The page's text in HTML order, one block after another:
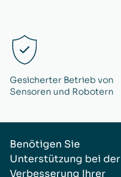
Gesicherter Betrieb von
Sensoren und Robotern
Benötigen Sie
Unterstützung bei der
Verbesserung Ihrer